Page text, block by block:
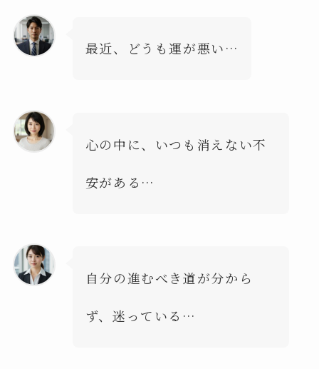
最近、どうも運が悪い…
心の中に、いつも消えない不
安がある…
自分の進むべき道が分から
ず、迷っている…